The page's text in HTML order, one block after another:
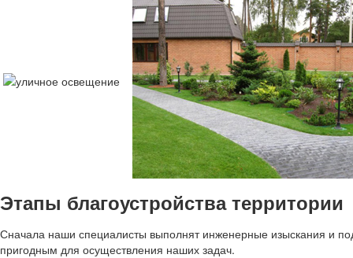
Этапы благоустройства территории
Сначала наши специалисты выполнят инженерные изыскания и
пригодным для осуществления наших задач.